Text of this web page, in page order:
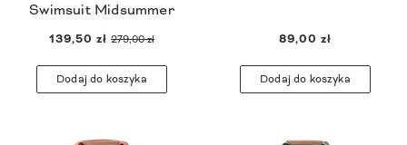
Swimsuit Midsummer
139,50 zł 279,00 zł
Dodaj do koszyka
89,00 zł
Dodaj do koszyka